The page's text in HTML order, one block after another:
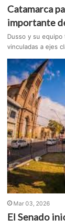
Catamarca
importante
Dusso y su
vinculadas a ejes
Mar 03, 2026
El Senado